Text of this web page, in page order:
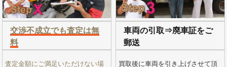
交渉不成立でも査定は無
料
査定金額にご満足いただけない場
車両の引取⇒廃車証をご
郵送
買取後に車両を引き上げさせて頂